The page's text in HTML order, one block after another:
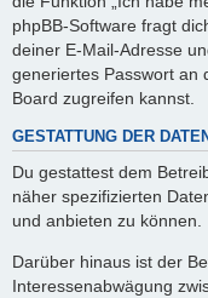
phpBB-Software fragt
deiner E-Mail-Adresse
generiertes Passwort an
Board zugreifen kannst.
GESTATTUNG DER
Du gestattest dem
näher spezifizierten
und anbieten zu können.
Darüber hinaus ist der
Interessenabwägung